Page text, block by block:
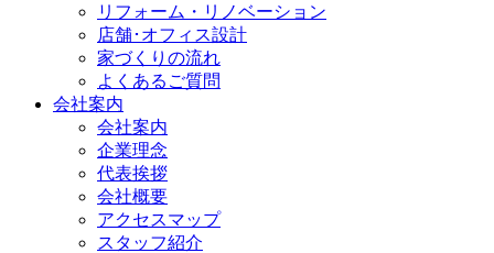
リフォーム・リノベーション
店舗･オフィス設計
家づくりの流れ
よくあるご質問
会社案内
会社案内
企業理念
代表挨拶
会社概要
アクセスマップ
スタッフ紹介